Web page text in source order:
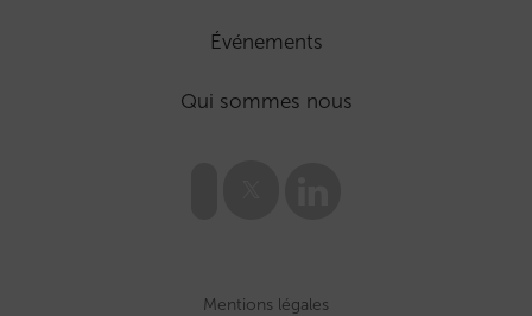
Événements
Qui sommes nous
Mentions légales